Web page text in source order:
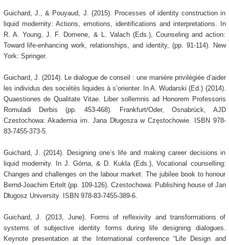
Guichard, J., & Pouyaud, J. (2015). Processes of identity construction in
liquid modernity: Actions, emotions, identifications and interpretations. In
R. A. Young, J. F. Domene, & L. Valach (Eds.), Counseling and action:
Toward life-enhancing work, relationships, and identity, (pp. 91-114). New
York: Springer.
Guichard, J. (2014). Le dialogue de conseil : une manière privilégiée d’aider
les individus des sociétés liquides à s’orienter. In A. Wudarski (Ed.) (2014).
Quaestiones de Qualitate Vitae. Liber sollemnis ad Honorem Professoris
Romuladi Derbis (pp. 453-468). Frankfurt/Oder, Osnabrück, AJD
Czestochowa: Akademia im. Jana Długosza w Częstochowie. ISBN 978-
83-7455-373-5.
Guichard, J. (2014). Designing one’s life and making career decisions in
liquid modernity. In J. Górna, & D. Kukla (Eds.), Vocational counselling:
Changes and challenges on the labour market. The jubilee book to honour
Bernd-Joachim Ertelt (pp. 109-126). Czestochowa: Publishing house of Jan
Długosz University. ISBN 978-83-7455-389-6.
Guichard, J. (2013, June). Forms of reflexivity and transformations of
systems of subjective identity forms during life designing dialogues.
Keynote presentation at the International conference “Life Design and